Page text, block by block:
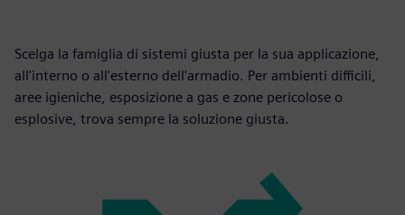
Scelga la famiglia di sistemi giusta per la sua applicazione,
all'interno o all'esterno dell'armadio. Per ambienti difficili,
aree igieniche, esposizione a gas e zone pericolose o
esplosive, trova sempre la soluzione giusta.